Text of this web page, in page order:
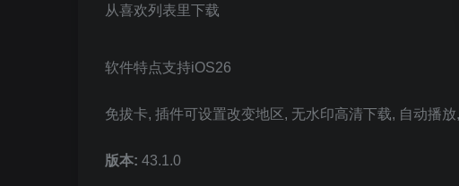
从喜欢列表里下载
软件特点支持iOS26
免拔卡, 插件可设置改变地区, 无水印高清下载, 自动播
版本: 43.1.0